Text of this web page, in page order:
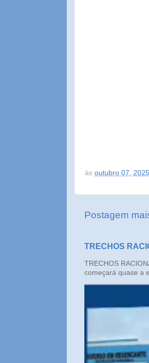
às outubro 07, 2025
Postagem
TRECHOS
TRECHOS
começará quase a